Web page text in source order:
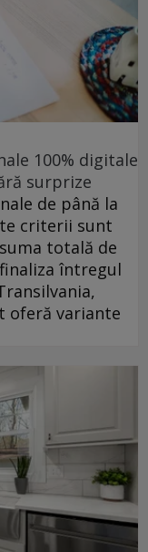
100% digitale
surprize
de până la
criterii sunt
totală de
întregul
oferă variante